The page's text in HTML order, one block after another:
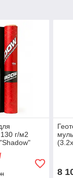
г/м2
8